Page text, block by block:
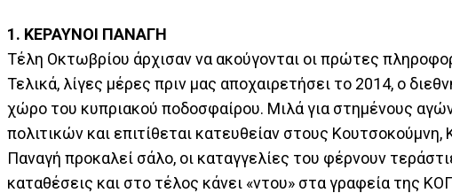
1. ΚΕΡΑΥΝΟΙ ΠΑΝΑΓΗ
Τέλη Οκτωβρίου άρχισαν να ακούγονται οι πρώτες
Τελικά, λίγες μέρες πριν μας αποχαιρετήσει το 2014, ο
χώρο του κυπριακού ποδοσφαίρου. Μιλά για στημένους
πολιτικών και επιτίθεται κατευθείαν στους
Παναγή προκαλεί σάλο, οι καταγγελίες του φέρνουν
καταθέσεις και στο τέλος κάνει «ντου» στα γραφεία της